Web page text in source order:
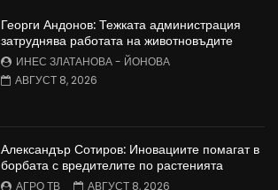
Георги Андонов: Тежката администрация
затруднява работата на животновъдите
ИНЕС ЗЛАТАНОВА - ЙОНОВА
АВГУСТ 8, 2026
Александър Сотиров: Иновациите помагат в
борбата с вредителите по растенията
АГРО ТВ АВГУСТ 8, 2026